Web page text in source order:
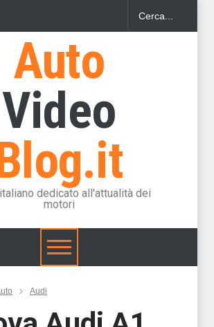
Auto
Video
dedicato all'attualità dei
motori
Audi